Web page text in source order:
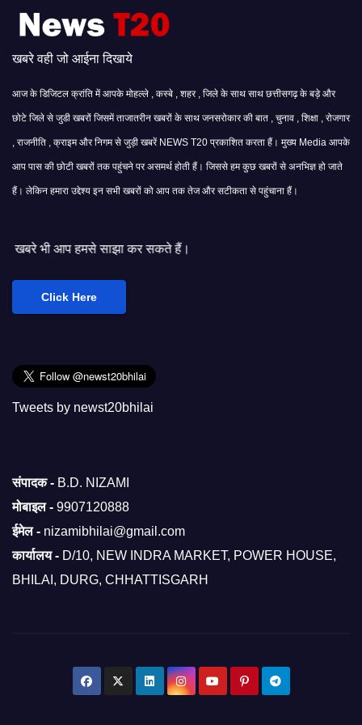
खबरे वही जो आईना दिखाये
आज के डिजिटल क्रांति में आपके मोहल्ले , कस्बे , शहर , जिले के साथ साथ छत्तीसगढ़ के बड़े और
छोटे जिले से जुडी खबरों जिसमें ताजातरीन खबरों के साथ जनसरोकार की बात , चुनाव , शिक्षा , रोजगार
, राजनीति , क्राइम और निगम से जुड़ी खबरें NEWS T20 प्रकाशित करता हैं। मुख्य Media आपके
आप पास की छोटी खबरों तक पहुंचने पर असमर्थ होती हैं। जिससे हम कुछ खबरों से अनभिज्ञ हो जाते
हैं। लेकिन हमारा उद्देश्य इन सभी खबरों को आप तक तेज और सटीकता से पहुंचाना हैं।
साझा कर सकते हैं।
Click Here
Tweets by newst20bhilai
संपादक - B.D. NIZAMI
मोबाइल - 9907120888
ईमेल - nizamibhilai@gmail.com
कार्यालय - D/10, NEW INDRA MARKET, POWER HOUSE,
BHILAI, DURG, CHHATTISGARH